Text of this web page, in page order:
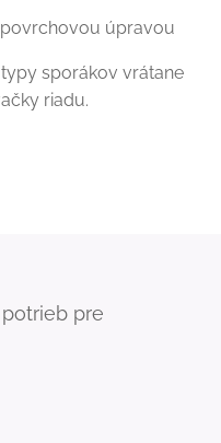
úpravou
typy sporákov vrátane
riadu.
pre